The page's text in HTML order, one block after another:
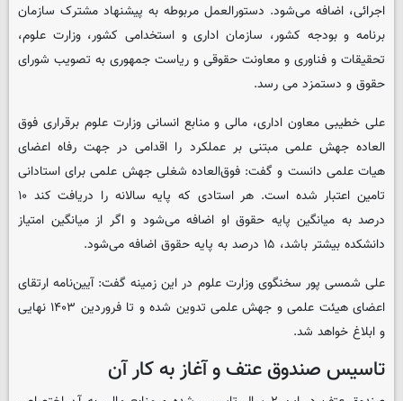
اجرائی، اضافه می‌شود. دستورالعمل مربوطه به پیشنهاد مشترک سازمان
برنامه و بودجه کشور، سازمان اداری و استخدامی کشور، وزارت علوم،
تحقیقات و فناوری و معاونت حقوقی و ریاست جمهوری به تصویب شورای
حقوق و دستمزد می رسد.
علی خطیبی معاون اداری، مالی و منابع انسانی وزارت علوم برقراری فوق
العاده جهش علمی مبتنی بر عملکرد را اقدامی در جهت رفاه اعضای
هیات علمی دانست و گفت: فوق‌العاده شغلی جهش علمی برای استادانی
تامین اعتبار شده است. هر استادی که پایه سالانه را دریافت کند ۱۰
درصد به میانگین پایه حقوق او اضافه می‌شود و اگر از میانگین امتیاز
دانشکده بیشتر باشد، ۱۵ درصد به پایه حقوق اضافه می‌شود.
علی شمسی پور سخنگوی وزارت علوم در این زمینه گفت: آیین‌نامه ارتقای
اعضای هیئت علمی و جهش علمی تدوین شده و تا فروردین ۱۴۰۳ نهایی
و ابلاغ خواهد شد.
تاسیس صندوق عتف و آغاز به کار آن